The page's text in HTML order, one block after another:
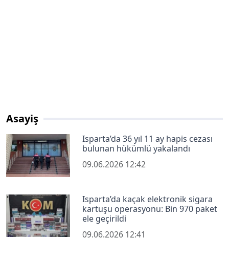
Asayiş
Isparta’da 36 yıl 11 ay hapis cezası
bulunan hükümlü yakalandı
09.06.2026 12:42
Isparta’da kaçak elektronik sigara
kartuşu operasyonu: Bin 970 paket
ele geçirildi
09.06.2026 12:41